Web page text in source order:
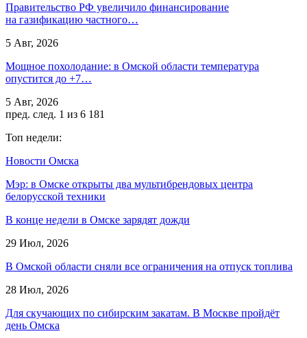
Правительство РФ увеличило финансирование
на газификацию частного…
5 Авг, 2026
Мощное похолодание: в Омской области температура
опустится до +7…
5 Авг, 2026
пред. след. 1 из 6 181
Топ недели:
Новости Омска
Мэр: в Омске открыты два мультибрендовых центра
белорусской техники
В конце недели в Омске зарядят дожди
29 Июл, 2026
В Омской области сняли все ограничения на отпуск топлива
28 Июл, 2026
Для скучающих по сибирским закатам. В Москве пройдёт
день Омска